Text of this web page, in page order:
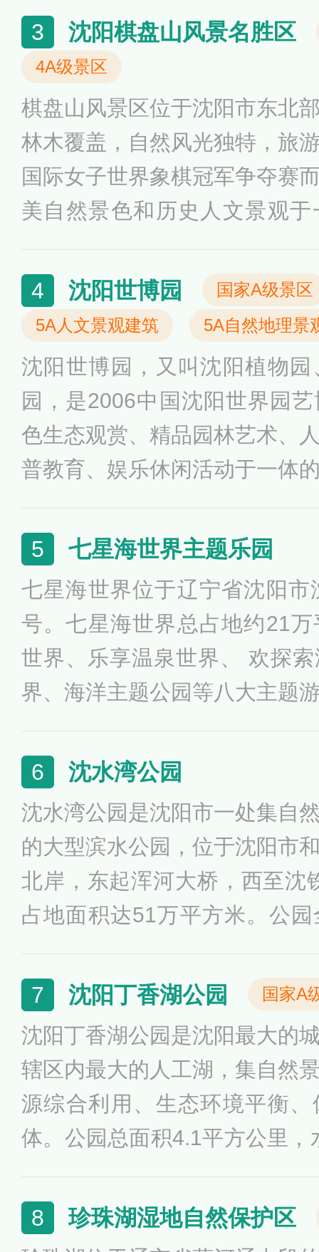
场、世南书画苑、永宁寺等。
心岛的一座木制曲桥，桥长
三个亭子，六个曲折，蜿蜒绵
映下显得宁静秀美。
3 沈阳棋盘山风景名胜区
4A级景区
棋盘山风景区位于沈阳市东北
林木覆盖，自然风光独特，旅
国际女子世界象棋冠军争夺赛
美自然景色和历史人文景观
游、文体娱乐为一体的旅游胜
山、大洋山和秀湖构成，即所
区四季皆景，春季可以赏花，
以赏枫叶，冬天可以赏雪景。
亭远眺，四周美景尽收眼底。
4 沈阳世博园
国家A级景区
5A人文景观建筑
5A自然地理景
沈阳世博园，又叫沈阳植物
园，是2006中国沈阳世界园
色生态观赏、精品园林艺术、
普教育、娱乐休闲活动于一体
展示了东北、西北、华北及内
季鲜花绽放、四季旅游景色
展、杜鹃展、精品兰花展、樱
花展、鸢尾花展、睡莲花展、
秋天有菊花展；每年1-2月，
节。
5 七星海世界主题乐园
七星海世界位于辽宁省沈阳
号。七星海世界总占地约21
世界、乐享温泉世界、 欢探
界、海洋主题公园等八大主题
养生、酒店会议与海鲜特色餐
合型亲子乐园，乐园在侧重体
成分，能令游客在缤纷奇幻的
的欢乐。
6 沈水湾公园
沈水湾公园是沈阳市一处集自
的大型滨水公园，位于沈阳市
北岸，东起浑河大桥，西至沈
占地面积达51万平方米。公
叠翠，有自然风景区、文化休
个功能区域。
7 沈阳丁香湖公园 国家A
沈阳丁香湖公园是沈阳最大的
辖区内最大的人工湖，集自然
源综合利用、生态环境平衡
体。公园总面积4.1平方公里
湖铺设了9公里长的柏油路面
坪18万平方米，修建了4个
8 珍珠湖湿地自然保护区